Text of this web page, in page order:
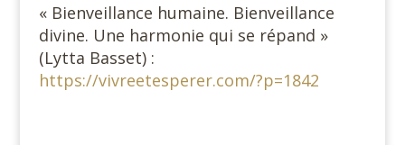
« Bienveillance humaine. Bienveillance
divine. Une harmonie qui se répand »
(Lytta Basset) :
https://vivreetesperer.com/?p=1842